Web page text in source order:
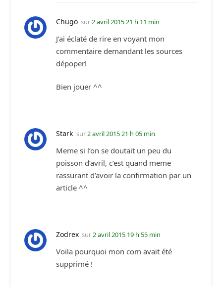
Chugo sur2 avril 2015 21 h 11 min
J’ai éclaté de rire en voyant mon
commentaire demandant les sources
dépoper!
Bien jouer ^^
Stark sur2 avril 2015 21 h 05 min
Meme si l’on se doutait un peu du
poisson d’avril, c’est quand meme
rassurant d’avoir la confirmation par un
article ^^
Zodrex sur2 avril 2015 19 h 55 min
Voila pourquoi mon com avait été
supprimé !